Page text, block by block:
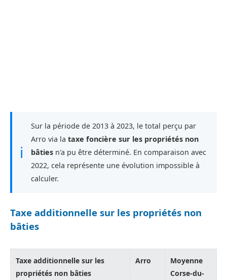
ℹ
Sur la période de 2013 à 2023, le total perçu par
Arro via la taxe foncière sur les propriétés non
bâties n'a pu être déterminé. En comparaison avec
2022, cela représente une évolution impossible à
calculer.
Taxe additionnelle sur les propriétés non
bâties
Taxe additionnelle sur les
propriétés non bâties
Arro
Moyenne
Corse-du-